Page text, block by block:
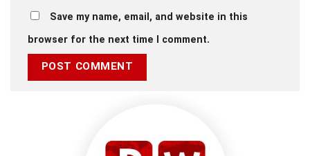
Save my name, email, and website in this
browser for the next time I comment.